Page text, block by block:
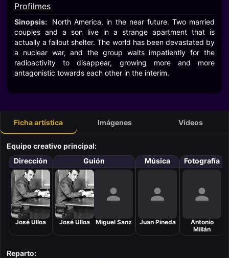
Profilmes
Sinopsis:
North America, in the near future. Two married
couples and a son live in a strange apartment that is
actually a fallout shelter. The world has been devastated by
a nuclear war, and the group waits impatiently for the
radioactivity to disappear, growing more and more
antagonistic towards each other in the interim.
Ficha artística Imágenes Vídeos
Equipo creativo principal:
Dirección
José Ulloa
Guión
José Ulloa Miguel Sanz
Música
Juan Pineda
Fotografía
Antonio
Millán
Reparto: